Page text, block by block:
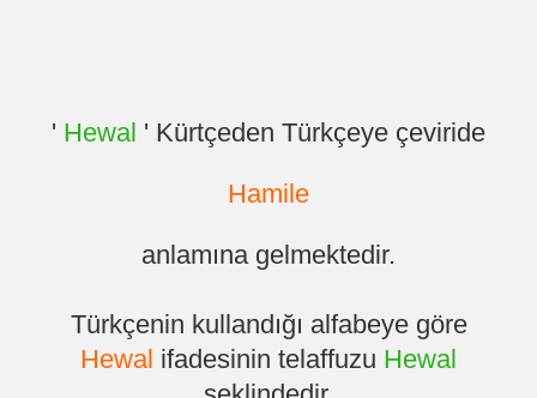
' Hewal ' Kürtçeden Türkçeye çeviride
Hamile
anlamına gelmektedir.
Türkçenin kullandığı alfabeye göre
Hewal ifadesinin telaffuzu Hewal